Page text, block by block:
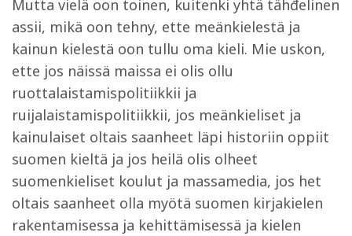
Mutta vielä oon toinen, kuitenki yhtä tähđelinen
assii, mikä oon tehny, ette meänkielestä ja
kainun kielestä oon tullu oma kieli. Mie uskon,
ette jos näissä maissa ei olis ollu
ruottalaistamispolitiikkii ja
ruijalaistamispolitiikkii, jos meänkieliset ja
kainulaiset oltais saanheet läpi historiin oppiit
suomen kieltä ja jos heilä olis olheet
suomenkieliset koulut ja massamedia, jos het
oltais saanheet olla myötä suomen kirjakielen
rakentamisessa ja kehittämisessä ja kielen